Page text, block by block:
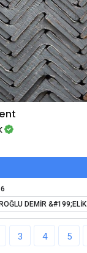
DEMİR &#199;ELİK
3 4 5